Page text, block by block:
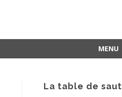
MENU
La table de saut